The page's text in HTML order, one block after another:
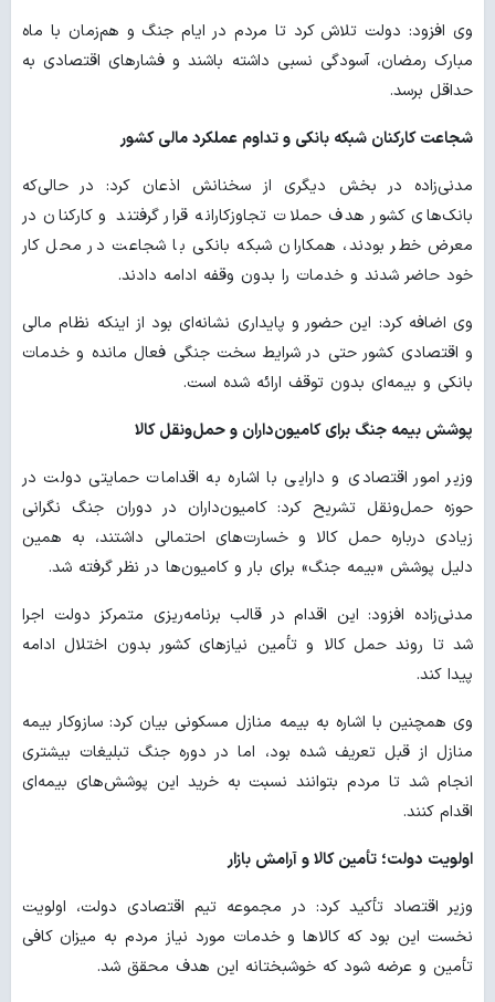
وی افزود: دولت تلاش کرد تا مردم در ایام جنگ و هم‌زمان با ماه
مبارک رمضان، آسودگی نسبی داشته باشند و فشارهای اقتصادی به
حداقل برسد.
شجاعت کارکنان شبکه بانکی و تداوم عملکرد مالی کشور
مدنی‌زاده در بخش دیگری از سخنانش اذعان کرد: در حالی‌که
بانک‌های کشور هدف حملات تجاوزکارانه قرار گرفتند و کارکنان در
معرض خطر بودند، همکاران شبکه بانکی با شجاعت در محل کار
خود حاضر شدند و خدمات را بدون وقفه ادامه دادند.
وی اضافه کرد: این حضور و پایداری نشانه‌ای بود از اینکه نظام مالی
و اقتصادی کشور حتی در شرایط سخت جنگی فعال مانده و خدمات
بانکی و بیمه‌ای بدون توقف ارائه شده است.
پوشش بیمه جنگ برای کامیون‌داران و حمل‌ونقل کالا
وزیر امور اقتصادی و دارایی با اشاره به اقدامات حمایتی دولت در
حوزه حمل‌ونقل تشریح کرد: کامیون‌داران در دوران جنگ نگرانی
زیادی درباره حمل کالا و خسارت‌های احتمالی داشتند، به همین
دلیل پوشش «بیمه جنگ» برای بار و کامیون‌ها در نظر گرفته شد.
مدنی‌زاده افزود: این اقدام در قالب برنامه‌ریزی متمرکز دولت اجرا
شد تا روند حمل کالا و تأمین نیازهای کشور بدون اختلال ادامه
پیدا کند.
وی همچنین با اشاره به بیمه منازل مسکونی بیان کرد: سازوکار بیمه
منازل از قبل تعریف شده بود، اما در دوره جنگ تبلیغات بیشتری
انجام شد تا مردم بتوانند نسبت به خرید این پوشش‌های بیمه‌ای
اقدام کنند.
اولویت دولت؛ تأمین کالا و آرامش بازار
وزیر اقتصاد تأکید کرد: در مجموعه تیم اقتصادی دولت، اولویت
نخست این بود که کالاها و خدمات مورد نیاز مردم به میزان کافی
تأمین و عرضه شود که خوشبختانه این هدف محقق شد.